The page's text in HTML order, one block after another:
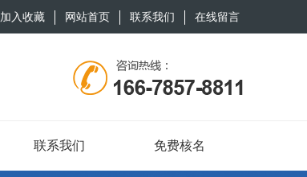
加入收藏 网站首页 联系我们 在线留言
联系我们 免费核名